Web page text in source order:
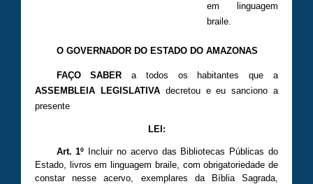
em linguagem
braile.
O GOVERNADOR DO ESTADO DO AMAZONAS
FAÇO SABERa todos os habitantes que a
ASSEMBLEIA LEGISLATIVAdecretou e eu sanciono a
presente
LEI:
Art. 1º Incluir no acervo das Bibliotecas Públicas do
Estado, livros em linguagem braile, com obrigatoriedade de
constar nesse acervo, exemplares da Bíblia Sagrada,